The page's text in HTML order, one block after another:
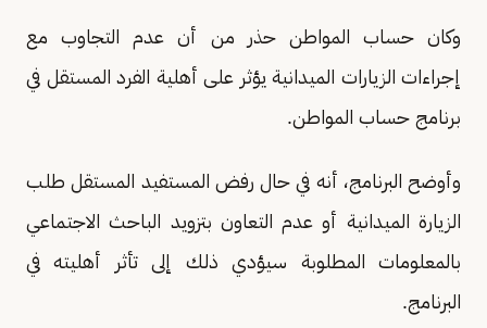
وكان حساب المواطن حذر من أن عدم التجاوب مع
إجراءات الزيارات الميدانية يؤثر على أهلية الفرد المستقل في
برنامج حساب المواطن.
وأوضح البرنامج، أنه في حال رفض المستفيد المستقل طلب
الزيارة الميدانية أو عدم التعاون بتزويد الباحث الاجتماعي
بالمعلومات المطلوبة سيؤدي ذلك إلى تأثر أهليته في
البرنامج.